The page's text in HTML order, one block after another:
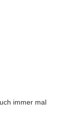
immer mal